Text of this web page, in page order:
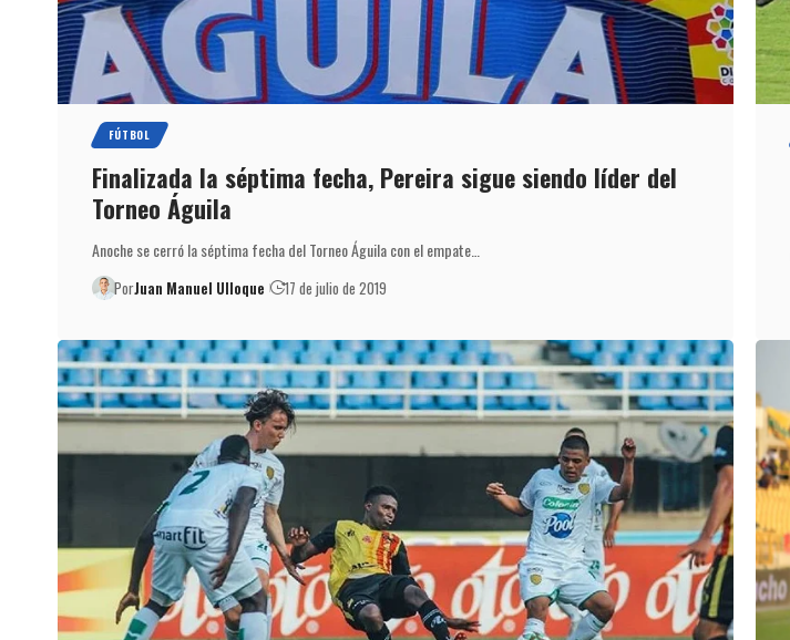
FÚTBOL
Finalizada la séptima fecha, Pereira sigue siendo líder del
Torneo Águila
Anoche se cerró la séptima fecha del Torneo Águila con el empate…
PorJuan Manuel Ulloque 17 de julio de 2019